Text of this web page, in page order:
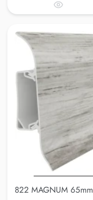
822 MAGNUM 65mm